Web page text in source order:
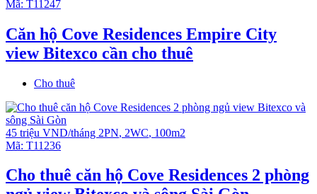
Mã: T11247
Căn hộ Cove Residences Empire City
view Bitexco cần cho thuê
Cho thuê
45 triệu VND/tháng 2PN, 2WC, 100m2
Mã: T11236
Cho thuê căn hộ Cove Residences 2 phòng